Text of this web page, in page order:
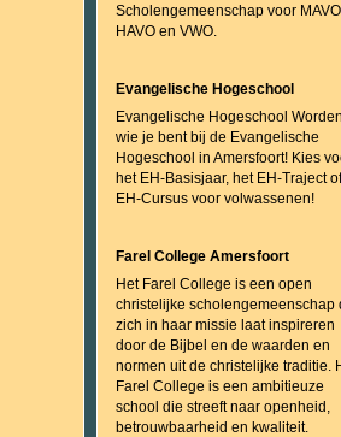
Scholengemeenschap voor MAVO
HAVO en VWO.
Evangelische Hogeschool
Evangelische Hogeschool
wie je bent bij de Evangelische
Hogeschool in Amersfoort! Kies
het EH-Basisjaar, het EH-Traject
EH-Cursus voor volwassenen!
Farel College Amersfoort
Het Farel College is een open
christelijke scholengemeenschap
zich in haar missie laat inspireren
door de Bijbel en de waarden en
normen uit de christelijke traditie.
Farel College is een ambitieuze
school die streeft naar openheid,
betrouwbaarheid en kwaliteit.